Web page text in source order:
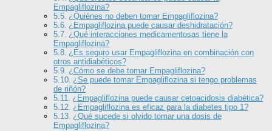
Empagliflozina?
¿Quiénes no deben tomar Empagliflozina?
¿Empagliflozina puede causar deshidratación?
¿Qué interacciones medicamentosas tiene la
Empagliflozina?
¿Es seguro usar Empagliflozina en combinación con
otros antidiabéticos?
¿Cómo se debe tomar Empagliflozina?
¿Se puede tomar Empagliflozina si tengo problemas
de riñón?
¿Empagliflozina puede causar cetoacidosis diabética?
¿Empagliflozina es eficaz para la diabetes tipo 1?
¿Qué sucede si olvido tomar una dosis de
Empagliflozina?